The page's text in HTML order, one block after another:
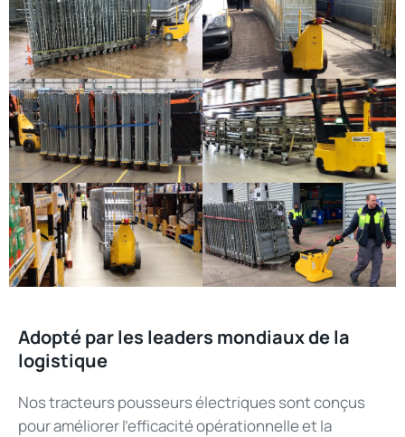
Adopté par les leaders mondiaux de la
logistique
Nos tracteurs pousseurs électriques sont conçus
pour améliorer l'efficacité opérationnelle et la